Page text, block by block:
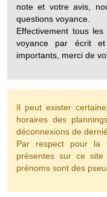
note et votre avis,
questions voyance.
Effectivement tous
voyance par écrit
importants, merci de
Il peut exister
horaires des
déconnexions de
Par respect pour la
présentes sur ce
prénoms sont des